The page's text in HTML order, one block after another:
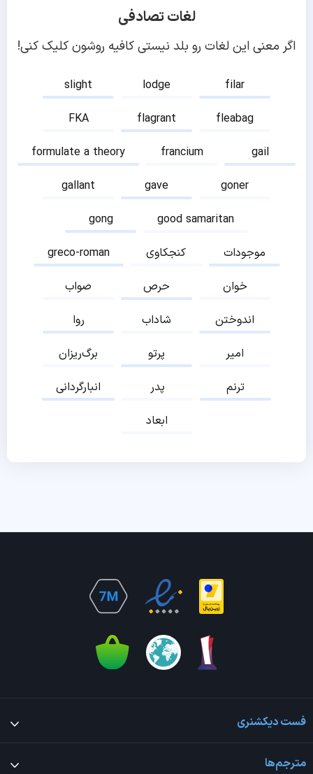
لغات تصادفی
اگر معنی این لغات رو بلد نیستی کافیه روشون کلیک کنی!
slight lodge
filar
FKA
flagrant
fleabag
formulate a theory
francium
gail
gallant
gave
goner
gong
good samaritan
greco-roman
کنجکاوی
موجودات
صواب
حرص
خوان
روا
شاداب
اندوختن
برگ‌ریزان
پرتو
امیر
انبارگردانی
پدر
ترنم
ابعاد
فست دیکشنری
مترجم‌ها